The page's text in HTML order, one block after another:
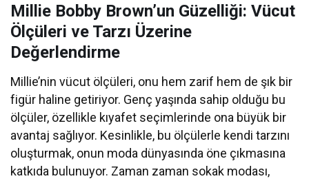
Millie Bobby Brown’un Güzelliği: Vücut
Ölçüleri ve Tarzı Üzerine
Değerlendirme
Millie’nin vücut ölçüleri, onu hem zarif hem de şık bir
figür haline getiriyor. Genç yaşında sahip olduğu bu
ölçüler, özellikle kıyafet seçimlerinde ona büyük bir
avantaj sağlıyor. Kesinlikle, bu ölçülerle kendi tarzını
oluşturmak, onun moda dünyasında öne çıkmasına
katkıda bulunuyor. Zaman zaman sokak modası,